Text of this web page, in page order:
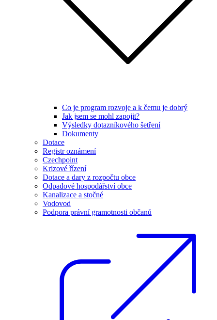
Co je program rozvoje a k čemu je dobrý
Jak jsem se mohl zapojit?
Výsledky dotazníkového šetření
Dokumenty
Dotace
Registr oznámení
Czechpoint
Krizové řízení
Dotace a dary z rozpočtu obce
Odpadové hospodářství obce
Kanalizace a stočné
Vodovod
Podpora právní gramotnosti občanů